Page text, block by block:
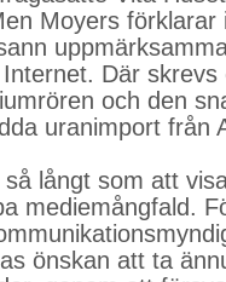
Moyers förklarar
Där skrevs
och den
uranimport från
så långt som att
mediemångfald.
önskan att ta